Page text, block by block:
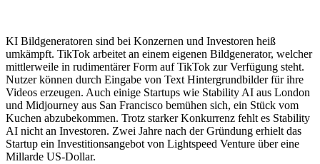
KI Bildgeneratoren sind bei Konzernen und Investoren heiß
umkämpft. TikTok arbeitet an einem eigenen Bildgenerator, welcher
mittlerweile in rudimentärer Form auf TikTok zur Verfügung steht.
Nutzer können durch Eingabe von Text Hintergrundbilder für ihre
Videos erzeugen. Auch einige Startups wie Stability AI aus London
und Midjourney aus San Francisco bemühen sich, ein Stück vom
Kuchen abzubekommen. Trotz starker Konkurrenz fehlt es Stability
AI nicht an Investoren. Zwei Jahre nach der Gründung erhielt das
Startup ein Investitionsangebot von Lightspeed Venture über eine
Millarde US-Dollar.